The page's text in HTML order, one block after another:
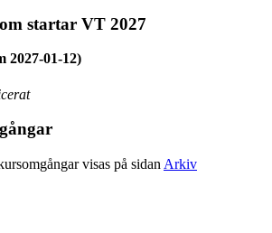
startar VT 2027
2027-01-12)
visas på sidan Arkiv